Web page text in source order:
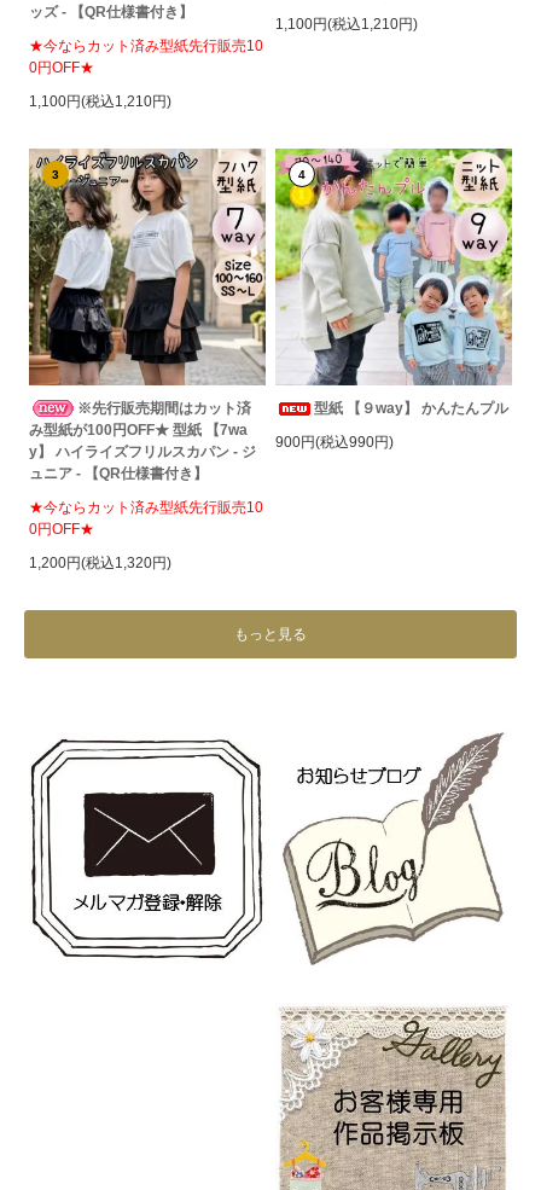
ッズ - 【QR仕様書付き】
★今ならカット済み型紙先行販売10
0円OFF★
1,100円(税込1,210円)
1,100円(税込1,210円)
3
※先行販売期間はカット済
み型紙が100円OFF★ 型紙 【7wa
y】 ハイライズフリルスカパン - ジ
ュニア - 【QR仕様書付き】
★今ならカット済み型紙先行販売10
0円OFF★
1,200円(税込1,320円)
4
型紙 【９way】 かんたんプル
900円(税込990円)
もっと見る